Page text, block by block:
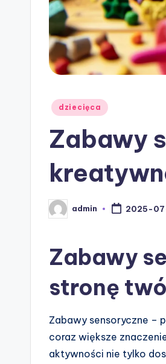
Posted
dziecięca
Zabawy
Posted
by
admin 2025-
Zabawy
stronę
Zabawy sensoryczne –
coraz większe
aktywności nie tylko